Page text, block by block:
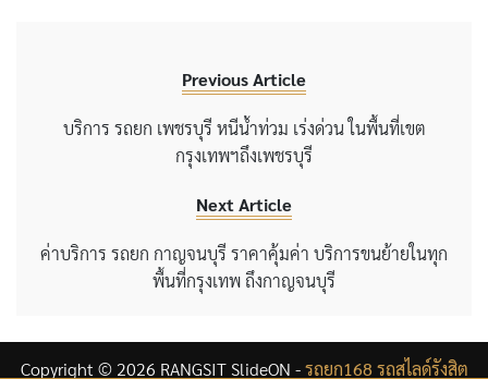
Previous Article
บริการ รถยก เพชรบุรี หนีน้ำท่วม เร่งด่วน ในพื้นที่เขต
กรุงเทพฯถึงเพชรบุรี
Next Article
ค่าบริการ รถยก กาญจนบุรี ราคาคุ้มค่า บริการขนย้ายในทุก
พื้นที่กรุงเทพ ถึงกาญจนบุรี
Copyright © 2026 RANGSIT SlideON -รถยก168 รถสไลด์รังสิต